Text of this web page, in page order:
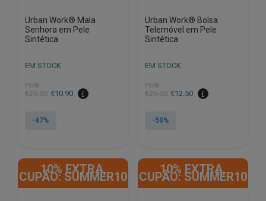
Urban Work® Mala
Senhora em Pele
Sintética
EM STOCK
PVPR
€20.50
O
original
€10.90
O
atual
-47%
Urban Work® Bolsa
Telemóvel em Pele
Sintética
EM STOCK
PVPR
€25.00
O
original
€12.50
O
atual
-50%
10% EXTRA,
CUPÃO: SUMMER10
10% EXTRA,
CUPÃO: SUMMER10